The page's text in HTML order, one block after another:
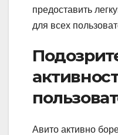
предоставить
для всех
Авито активно